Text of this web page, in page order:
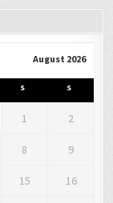
August 2026
S S
1 2
8 9
15 16